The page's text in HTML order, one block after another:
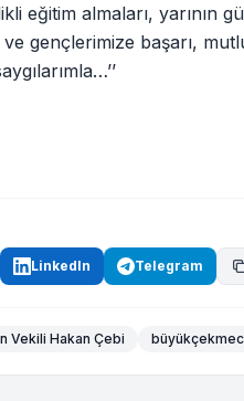
eğitim almaları, yarının
ve gençlerimize başarı,
LinkedIn Telegram
Vekili Hakan Çebi